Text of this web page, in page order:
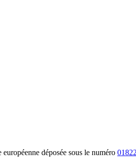
européenne déposée sous le numéro